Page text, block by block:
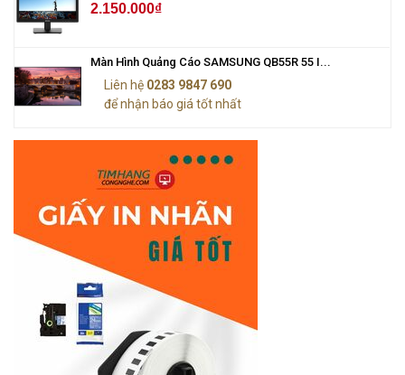
2.150.000₫
Màn Hình Quảng Cáo SAMSUNG QB55R 55 I...
Liên hệ 0283 9847 690
để nhận báo giá tốt nhất